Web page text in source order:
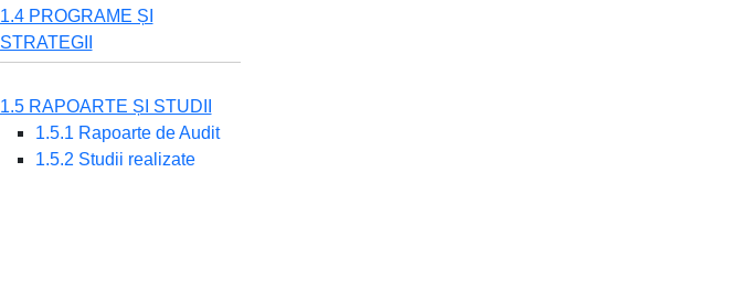
1.4 PROGRAME ȘI
STRATEGII
1.5 RAPOARTE ȘI STUDII
1.5.1 Rapoarte de Audit
1.5.2 Studii realizate